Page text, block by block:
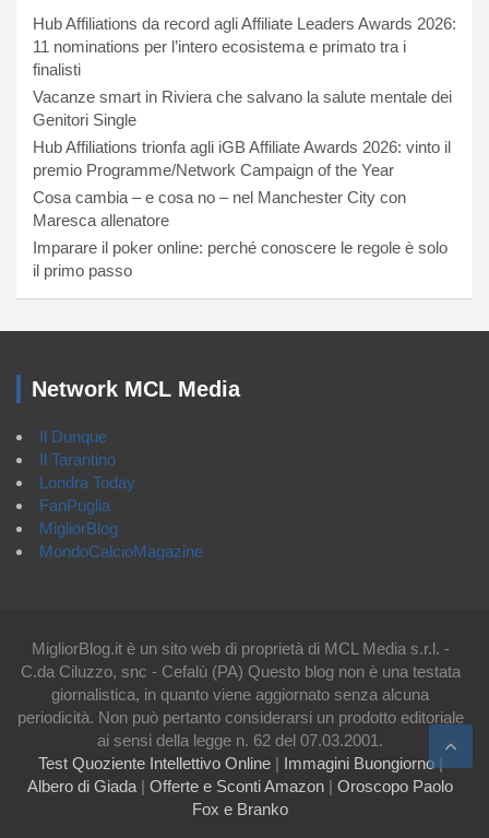
Hub Affiliations da record agli Affiliate Leaders Awards 2026:
11 nominations per l’intero ecosistema e primato tra i
finalisti
Vacanze smart in Riviera che salvano la salute mentale dei
Genitori Single
Hub Affiliations trionfa agli iGB Affiliate Awards 2026: vinto il
premio Programme/Network Campaign of the Year
Cosa cambia – e cosa no – nel Manchester City con
Maresca allenatore
Imparare il poker online: perché conoscere le regole è solo
il primo passo
Network MCL Media
Il Dunque
Il Tarantino
Londra Today
FanPuglia
MigliorBlog
MondoCalcioMagazine
MigliorBlog.it è un sito web di proprietà di MCL Media s.r.l. -
C.da Ciluzzo, snc - Cefalù (PA) Questo blog non è una testata
giornalistica, in quanto viene aggiornato senza alcuna
periodicità. Non può pertanto considerarsi un prodotto editoriale
ai sensi della legge n. 62 del 07.03.2001.
Test Quoziente Intellettivo Online| Immagini Buongiorno|
Albero di Giada | Offerte e Sconti Amazon | Oroscopo Paolo
Fox e Branko